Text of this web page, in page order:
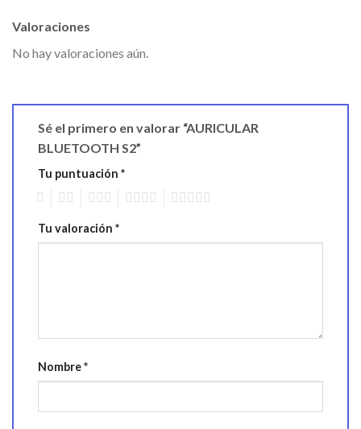
Valoraciones
No hay valoraciones aún.
Sé el primero en valorar “AURICULAR
BLUETOOTH S2”
Tu puntuación *
Tu valoración *
Nombre*